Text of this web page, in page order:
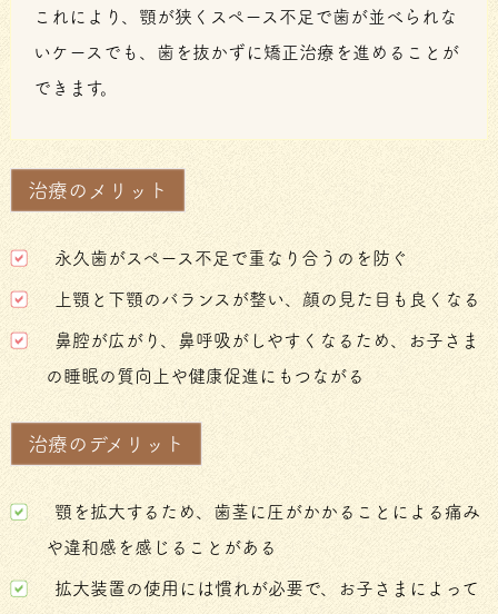
これにより、顎が狭くスペース不足で歯が並べられな
いケースでも、歯を抜かずに矯正治療を進めることが
できます。
治療のメリット
永久歯がスペース不足で重なり合うのを防ぐ
上顎と下顎のバランスが整い、顔の見た目も良くなる
鼻腔が広がり、鼻呼吸がしやすくなるため、お子さま
の睡眠の質向上や健康促進にもつながる
治療のデメリット
顎を拡大するため、歯茎に圧がかかることによる痛み
や違和感を感じることがある
拡大装置の使用には慣れが必要で、お子さまによって